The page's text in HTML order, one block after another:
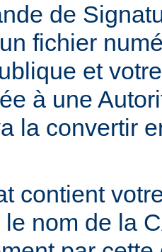
de
fichier
et
à une
la convertir
contient
nom de la